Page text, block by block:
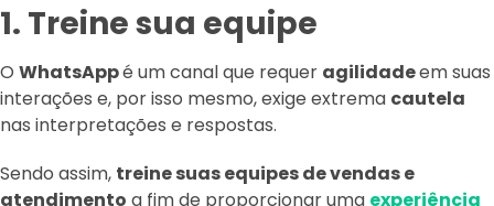
1. Treine sua equipe
O WhatsAppé um canal que requer agilidadeem suas
interações e, por isso mesmo, exige extrema cautela
nas interpretações e respostas.
Sendo assim, treine suas equipes de vendas e
atendimento a fim de proporcionar uma experiência